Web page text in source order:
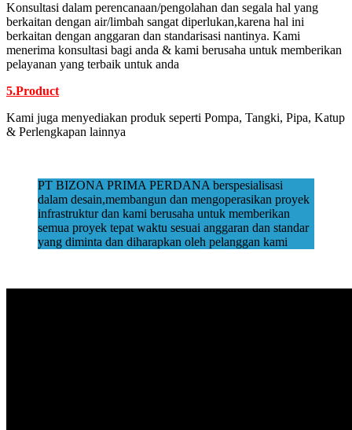
Konsultasi dalam perencanaan/pengolahan dan segala hal yang
berkaitan dengan air/limbah sangat diperlukan,karena hal ini
berkaitan dengan anggaran dan standarisasi nantinya. Kami
menerima konsultasi bagi anda & kami berusaha untuk memberikan
pelayanan yang terbaik untuk anda
5.Product
Kami juga menyediakan produk seperti Pompa, Tangki, Pipa, Katup
& Perlengkapan lainnya
PT BIZONA PRIMA PERDANA berspesialisasi
dalam desain,membangun dan mengoperasikan proyek
infrastruktur dan kami berusaha untuk memberikan
semua proyek tepat waktu sesuai anggaran dan standar
yang diminta dan diharapkan oleh pelanggan kami